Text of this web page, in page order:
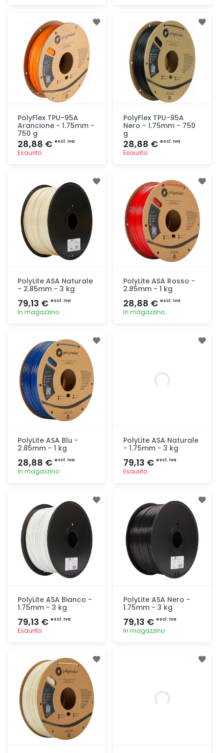
PolyFlex TPU-95A
Arancione - 1.75mm -
750 g
28,88 € escl. Iva
Esaurito
PolyFlex TPU-95A
Nero - 1.75mm - 750
g
28,88 € escl. Iva
Esaurito
PolyLite ASA Naturale
- 2.85mm - 3 kg
79,13 € escl. Iva
In magazzino
PolyLite ASA Rosso -
2.85mm - 1 kg
28,88 € escl. Iva
In magazzino
PolyLite ASA Blu -
2.85mm - 1 kg
28,88 € escl. Iva
In magazzino
PolyLite ASA Naturale
- 1.75mm - 3 kg
79,13 € escl. Iva
Esaurito
PolyLite ASA Bianco -
1.75mm - 3 kg
79,13 € escl. Iva
Esaurito
PolyLite ASA Nero -
1.75mm - 3 kg
79,13 € escl. Iva
In magazzino